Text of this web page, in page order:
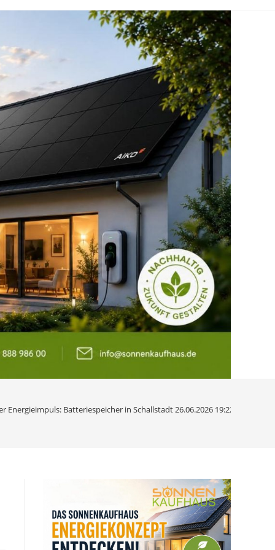
Energieimpuls: Batteriespeicher in Schallstadt 26.06.2026 19:22